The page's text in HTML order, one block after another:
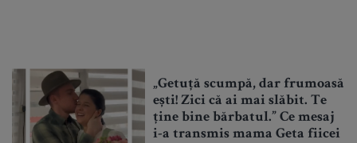
„Getuță scumpă, dar frumoasă
ești! Zici că ai mai slăbit. Te
ține bine bărbatul.” Ce mesaj
i-a transmis mama Geta fiicei